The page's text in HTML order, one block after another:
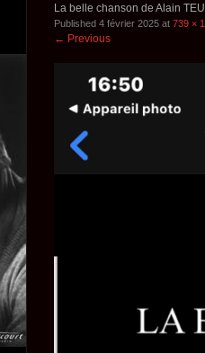
La belle chanson de Alain
Published 4 février 2025 at 739 ×
← Previous